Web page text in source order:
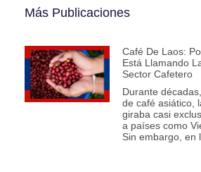
Más Publicaciones
Café De Laos:
Está Llamando
Sector Cafetero
Durante
de café asiático,
giraba casi
a países como
Sin embargo, en